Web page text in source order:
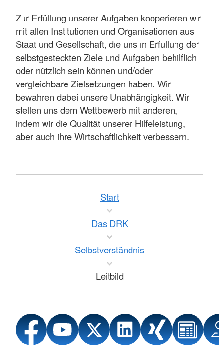
Zur Erfüllung unserer Aufgaben kooperieren wir
mit allen Institutionen und Organisationen aus
Staat und Gesellschaft, die uns in Erfüllung der
selbstgesteckten Ziele und Aufgaben behilflich
oder nützlich sein können und/oder
vergleichbare Zielsetzungen haben. Wir
bewahren dabei unsere Unabhängigkeit. Wir
stellen uns dem Wettbewerb mit anderen,
indem wir die Qualität unserer Hilfeleistung,
aber auch ihre Wirtschaftlichkeit verbessern.
Start
Das DRK
Selbstverständnis
Leitbild